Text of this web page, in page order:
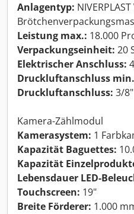
Anlagentyp:
Leistung max.: 18.000
Verpackungseinheit: 20
Elektrischer Anschluss:
Druckluftanschluss
Druckluftanschluss: 3/8"
Kamera-Zählmodul
Kamerasystem: 1
Kapazität Baguettes:
Kapazität
Lebensdauer LED-
Touchscreen: 19"
Breite Förderer: 1.000